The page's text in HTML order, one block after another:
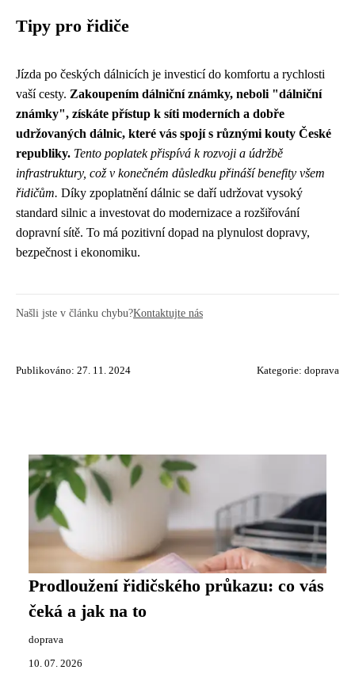
Tipy pro řidiče
Jízda po českých dálnicích je investicí do komfortu a rychlosti
vaší cesty. Zakoupením dálniční známky, neboli "dálniční
známky", získáte přístup k síti moderních a dobře
udržovaných dálnic, které vás spojí s různými kouty České
republiky. Tento poplatek přispívá k rozvoji a údržbě
infrastruktury, což v konečném důsledku přináší benefity všem
řidičům. Díky zpoplatnění dálnic se daří udržovat vysoký
standard silnic a investovat do modernizace a rozšiřování
dopravní sítě. To má pozitivní dopad na plynulost dopravy,
bezpečnost i ekonomiku.
Našli jste v článku chybu?Kontaktujte nás
Publikováno: 27. 11. 2024 Kategorie: doprava
Prodloužení řidičského průkazu: co vás
čeká a jak na to
doprava
10. 07. 2026